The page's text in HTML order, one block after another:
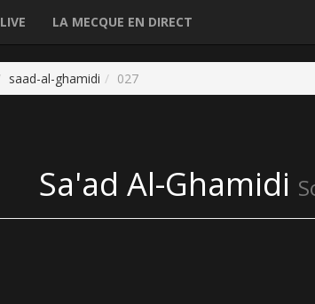
LIVE LA MECQUE EN DIRECT
saad-al-ghamidi 027
Sa'ad Al-Ghamidi